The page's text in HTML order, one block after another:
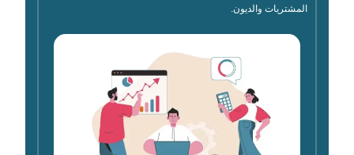
المشتريات والديون.